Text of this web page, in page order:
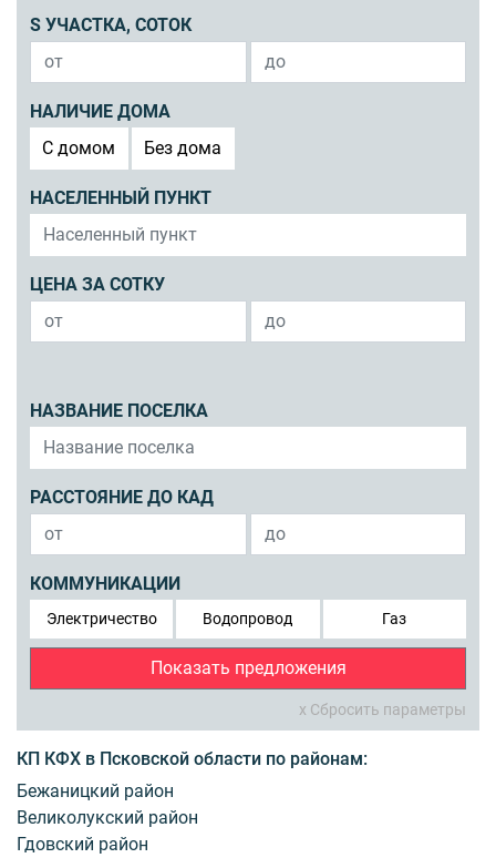
S УЧАСТКА, СОТОК
НАЛИЧИЕ ДОМА
C домом
Без дома
НАСЕЛЕННЫЙ ПУНКТ
ЦЕНА ЗА СОТКУ
НАЗВАНИЕ ПОСЕЛКА
РАССТОЯНИЕ ДО КАД
КОММУНИКАЦИИ
Электричество Водопровод Газ
Показать предложения
x Сбросить параметры
КП КФХ в Псковской области по районам:
Бежаницкий район
Великолукский район
Гдовский район